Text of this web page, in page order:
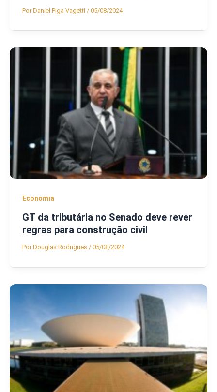
PorDaniel Piga Vagetti / 05/08/2024
Economia
GT da tributária no Senado deve rever
regras para construção civil
PorDouglas Rodrigues / 05/08/2024